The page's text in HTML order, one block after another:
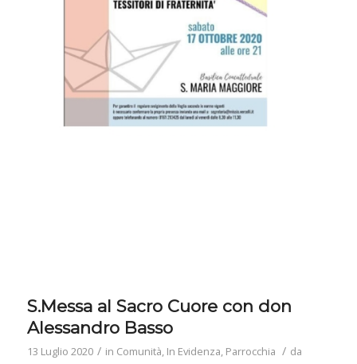
S.Messa al Sacro Cuore con don
Alessandro Basso
13 Luglio 2020 / in Comunità In Evidenza Parrocchia / da